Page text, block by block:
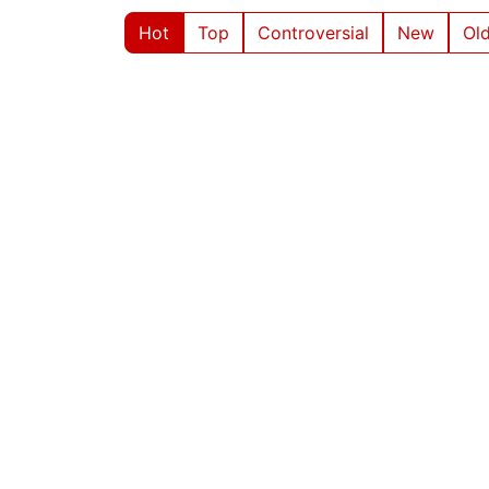
Hot Top Controversial New Old